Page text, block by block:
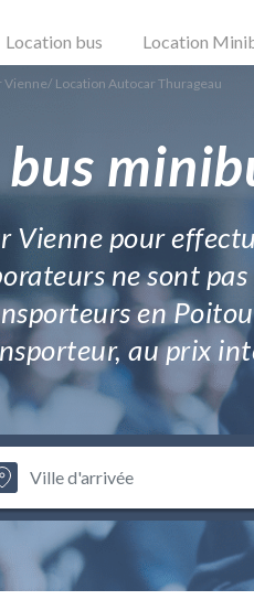
Location bus Location
Vienne/ Location Autocar Thurageau
Vienne pour
ne sont
en
au prix